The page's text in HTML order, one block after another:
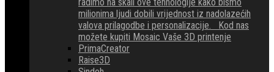
milionima ljudi dobili vrijednost iz nadolazećih
valova prilagodbe i personalizacije. Kod nas
možete kupiti Mosaic Vaše 3D printenje
PrimaCreator
Raise3D